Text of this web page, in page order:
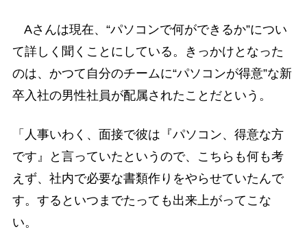
Aさんは現在、“パソコンで何ができるか”につい
て詳しく聞くことにしている。きっかけとなった
のは、かつて自分のチームに“パソコンが得意”な新
卒入社の男性社員が配属されたことだという。
「人事いわく、面接で彼は『パソコン、得意な方
です』と言っていたというので、こちらも何も考
えず、社内で必要な書類作りをやらせていたんで
す。するといつまでたっても出来上がってこな
い。